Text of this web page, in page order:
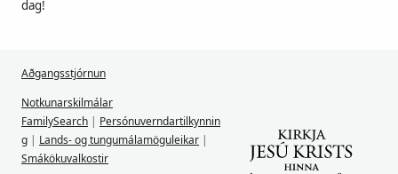
dag!
Aðgangsstjórnun
Notkunarskilmálar
FamilySearch | Persónuverndartilkynnin
g | Lands- og tungumálamöguleikar |
Smákökuvalkostir